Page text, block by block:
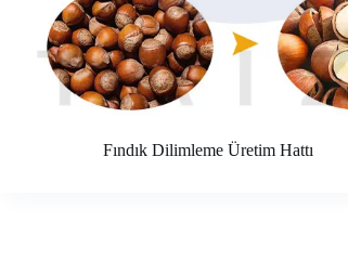
Fındık Dilimleme Üretim Hattı